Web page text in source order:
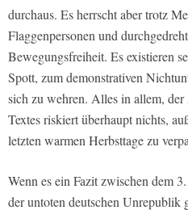
durchaus. Es herrscht aber trotz
Flaggenpersonen und
Bewegungsfreiheit. Es existieren
Spott, zum demonstrativen
sich zu wehren. Alles in allem,
Textes riskiert überhaupt nichts,
letzten warmen Herbsttage zu
Wenn es ein Fazit zwischen dem
der untoten deutschen Unrepublik